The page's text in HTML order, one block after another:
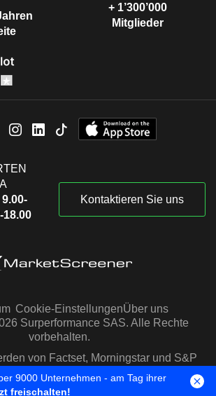
+ 1’300’000
Mitglieder
18.00
Kontaktieren Sie uns
Cookie-EinstellungenÜber uns
Surperformance SAS. Alle Rechte
vorbehalten.
von Factset, Morningstar und S&P
IQ zur Verfügung gestellt
9000 Unternehmen - am Tag ihrer
freischalten!